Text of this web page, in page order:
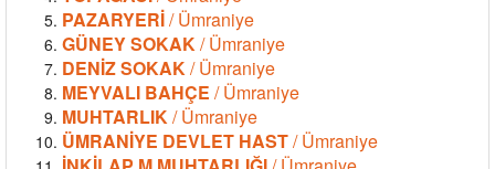
PAZARYERİ/ Ümraniye
GÜNEY SOKAK/ Ümraniye
DENİZ SOKAK/ Ümraniye
MEYVALI BAHÇE / Ümraniye
MUHTARLIK/ Ümraniye
ÜMRANİYE DEVLET HAST/ Ümraniye